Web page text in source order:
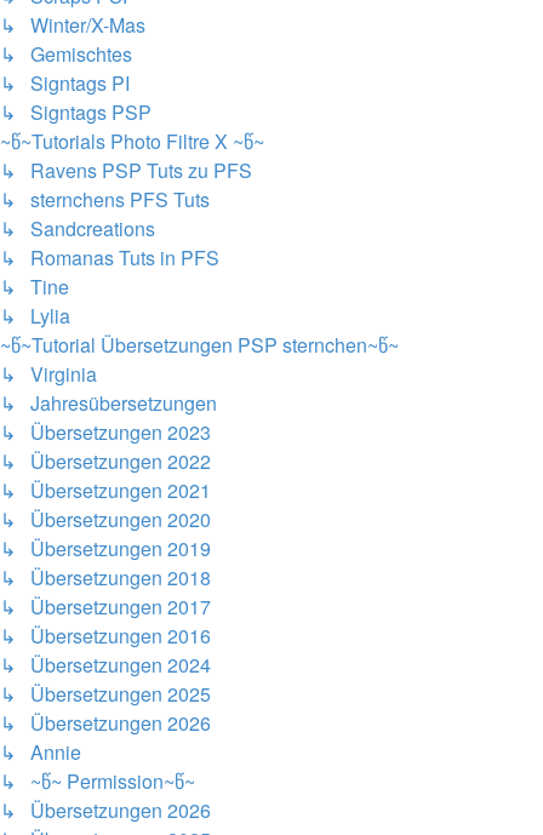
↳ Winter/X-Mas
↳ Gemischtes
↳ Signtags PI
↳ Signtags PSP
~წ~Tutorials Photo Filtre X ~წ~
↳ Ravens PSP Tuts zu PFS
↳ sternchens PFS Tuts
↳ Sandcreations
↳ Romanas Tuts in PFS
↳ Tine
↳ Lylia
~წ~Tutorial Übersetzungen PSP sternchen~წ~
↳ Virginia
↳ Jahresübersetzungen
↳ Übersetzungen 2023
↳ Übersetzungen 2022
↳ Übersetzungen 2021
↳ Übersetzungen 2020
↳ Übersetzungen 2019
↳ Übersetzungen 2018
↳ Übersetzungen 2017
↳ Übersetzungen 2016
↳ Übersetzungen 2024
↳ Übersetzungen 2025
↳ Übersetzungen 2026
↳ Annie
↳ ~წ~ Permission~წ~
↳ Übersetzungen 2026